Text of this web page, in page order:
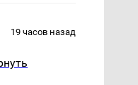
19 часов назад